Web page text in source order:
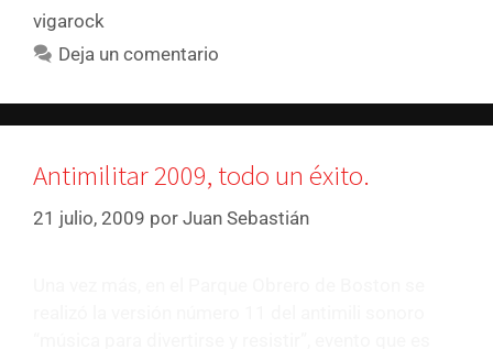
vigarock
Deja un comentario
Antimilitar 2009, todo un éxito.
21 julio, 2009 por Juan Sebastián